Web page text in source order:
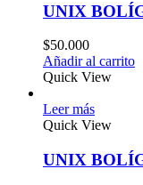
UNIX
$50.000
Añadir al carrito
Quick View
Leer más
Quick View
UNIX